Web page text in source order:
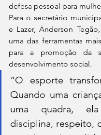
defesa pessoal para
Para o secretário
e Lazer, Anderson
uma das ferramentas
para a promoção da
desenvolvimento social.
“O esporte
Quando uma
uma quadra,
disciplina, respeito,